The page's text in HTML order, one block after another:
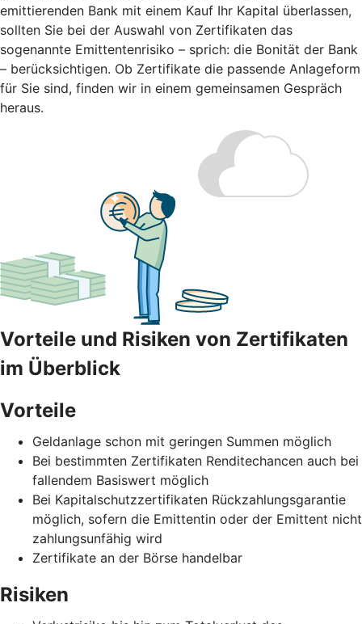
emittierenden Bank mit einem Kauf Ihr Kapital überlassen,
sollten Sie bei der Auswahl von Zertifikaten das
sogenannte Emittentenrisiko – sprich: die Bonität der Bank
– berücksichtigen. Ob Zertifikate die passende Anlageform
für Sie sind, finden wir in einem gemeinsamen Gespräch
heraus.
Vorteile und Risiken von Zertifikaten
im Überblick
Vorteile
Geldanlage schon mit geringen Summen möglich
Bei bestimmten Zertifikaten Renditechancen auch bei
fallendem Basiswert möglich
Bei Kapitalschutzzertifikaten Rückzahlungsgarantie
möglich, sofern die Emittentin oder der Emittent nicht
zahlungsunfähig wird
Zertifikate an der Börse handelbar
Risiken